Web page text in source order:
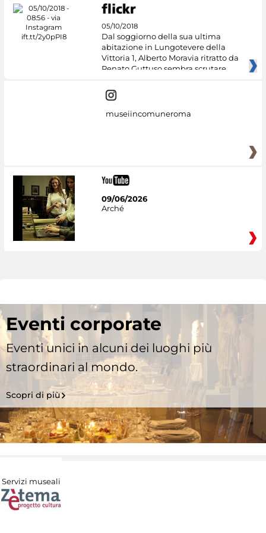
05/10/2018
Dal soggiorno della sua ultima
abitazione in Lungotevere della
Vittoria 1, Alberto Moravia ritratto da
Renato Guttuso sembra scrutare
museiincomuneroma
09/06/2026
Arché
Eventi corporate
Eventi unici in alcuni dei luoghi più
straordinari al mondo.
Scopri di più
Servizi museali